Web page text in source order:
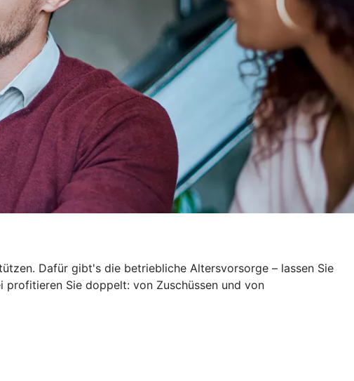
Dafür gibt's die betriebliche Altersvorsorge – lassen Sie
profitieren Sie doppelt: von Zuschüssen und von